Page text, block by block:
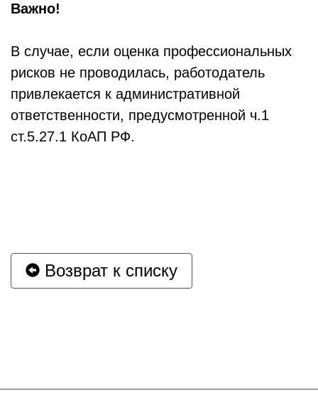
Важно!
В случае, если оценка профессиональных
рисков не проводилась, работодатель
привлекается к административной
ответственности, предусмотренной ч.1
ст.5.27.1 КоАП РФ.
Возврат к списку